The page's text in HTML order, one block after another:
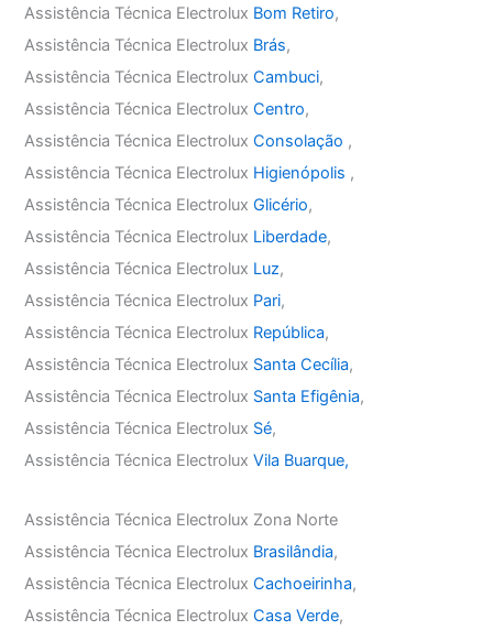
Assistência Técnica Electrolux Bom Retiro,
Assistência Técnica Electrolux Brás,
Assistência Técnica ElectroluxCambuci,
Assistência Técnica ElectroluxCentro,
Assistência Técnica ElectroluxConsolação ,
Assistência Técnica Electrolux Higienópolis ,
Assistência Técnica ElectroluxGlicério,
Assistência Técnica Electrolux Liberdade,
Assistência Técnica Electrolux Luz,
Assistência Técnica Electrolux Pari,
Assistência Técnica Electrolux República,
Assistência Técnica Electrolux Santa Cecília,
Assistência Técnica Electrolux Santa Efigênia,
Assistência Técnica Electrolux Sé,
Assistência Técnica ElectroluxVila Buarque,
Assistência Técnica Electrolux Zona Norte
Assistência Técnica Electrolux Brasilândia,
Assistência Técnica ElectroluxCachoeirinha,
Assistência Técnica ElectroluxCasa Verde,